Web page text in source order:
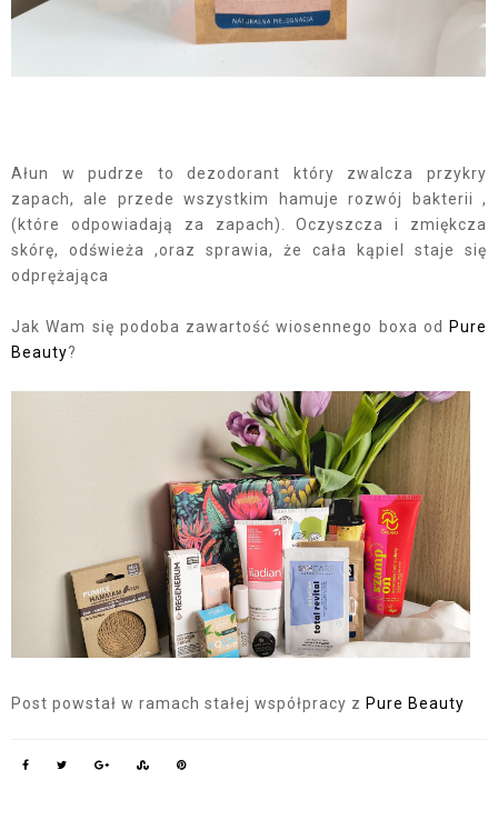
Ałun w pudrze to dezodorant który zwalcza przykry
zapach, ale przede wszystkim hamuje rozwój bakterii ,
(które odpowiadają za zapach). Oczyszcza i zmiękcza
skórę, odświeża ,oraz sprawia, że cała kąpiel staje się
odprężająca
Jak Wam się podoba zawartość wiosennego boxa od
Pure
Beauty?
Post powstał w ramach stałej współpracy z Pure Beauty